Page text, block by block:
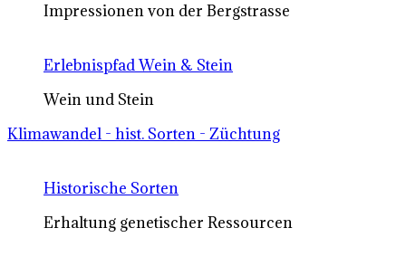
Impressionen von der Bergstrasse
Erlebnispfad Wein & Stein
Wein und Stein
Klimawandel - hist. Sorten - Züchtung
Historische Sorten
Erhaltung genetischer Ressourcen